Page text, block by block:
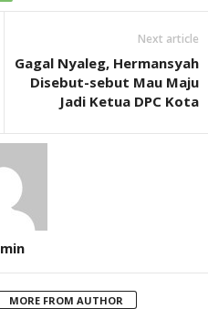
Next article
Gagal Nyaleg, Hermansyah
Disebut-sebut Mau Maju
Jadi Ketua DPC Kota
MORE FROM AUTHOR